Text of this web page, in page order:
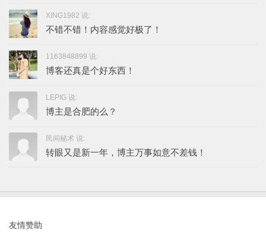
XING1982 说:
不错不错！内容感觉好极了！
1163848899 说:
博客还真是个好东西！
LEPIG 说:
博主是合肥的么？
民间秘术 说:
转眼又是新一年，博主万事如意不差钱！
友情赞助